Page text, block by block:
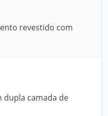
revestido com
dupla camada de